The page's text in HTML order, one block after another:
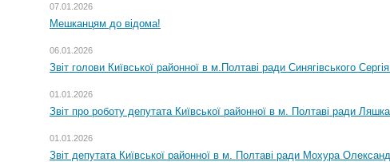
07.01.2026
Мешканцям до відома!
06.01.2026
Звіт голови Київської районної в м.Полтаві ради Синягівського
01.01.2026
Звіт про роботу депутата Київської районної в м. Полтаві ради Ляшка
01.01.2026
Звіт депутата Київської районної в м. Полтаві ради Мохура